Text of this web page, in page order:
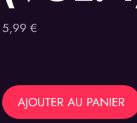
5,99€
quantité
de
AJOUTER AU PANIER